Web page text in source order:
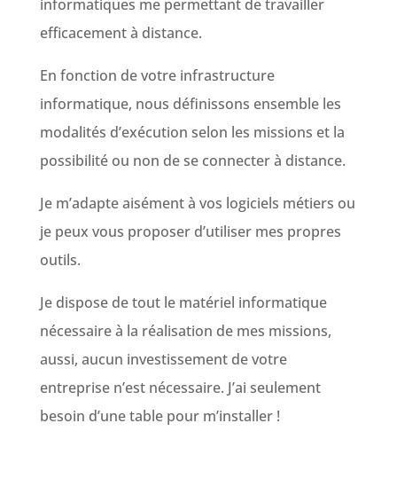
informatiques me permettant de travailler
efficacement à distance.
En fonction de votre infrastructure
informatique, nous définissons ensemble les
modalités d’exécution selon les missions et la
possibilité ou non de se connecter à distance.
Je m’adapte aisément à vos logiciels métiers ou
je peux vous proposer d’utiliser mes propres
outils.
Je dispose de tout le matériel informatique
nécessaire à la réalisation de mes missions,
aussi, aucun investissement de votre
entreprise n’est nécessaire. J’ai seulement
besoin d’une table pour m’installer !